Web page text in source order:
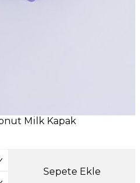
Milk Kapak
Sepete Ekle